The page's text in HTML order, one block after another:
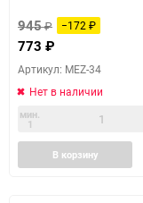
945₽ −172 ₽
773 ₽
Артикул: MEZ-34
Нет в наличии
мин.
1
В корзину